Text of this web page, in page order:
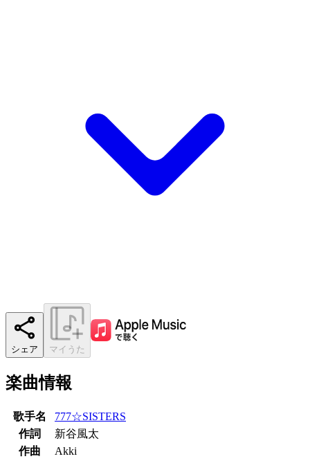
シェア マイうた
楽曲情報
歌手名
777☆SISTERS
作詞
新谷風太
作曲
Akki